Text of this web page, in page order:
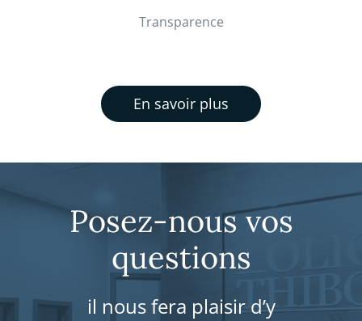
Transparence
En savoir plus
Posez-nous vos
questions
il nous fera plaisir d’y